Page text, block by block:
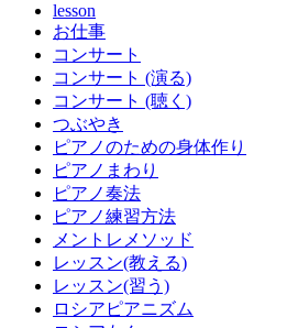
lesson
お仕事
コンサート
コンサート (演る)
コンサート (聴く)
つぶやき
ピアノのための身体作り
ピアノまわり
ピアノ奏法
ピアノ練習方法
メントレメソッド
レッスン(教える)
レッスン(習う)
ロシアピアニズム